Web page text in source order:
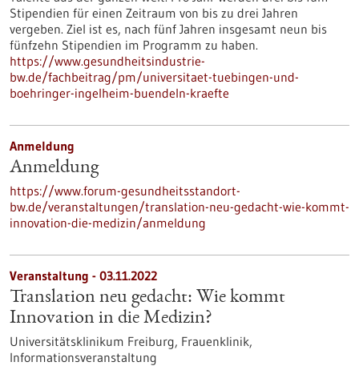
Stipendien für einen Zeitraum von bis zu drei Jahren
vergeben. Ziel ist es, nach fünf Jahren insgesamt neun bis
fünfzehn Stipendien im Programm zu haben.
https://www.gesundheitsindustrie-
bw.de/fachbeitrag/pm/universitaet-tuebingen-und-
boehringer-ingelheim-buendeln-kraefte
Anmeldung
Anmeldung
https://www.forum-gesundheitsstandort-
bw.de/veranstaltungen/translation-neu-gedacht-wie-kommt-
innovation-die-medizin/anmeldung
Veranstaltung - 03.11.2022
Translation neu gedacht: Wie kommt
Innovation in die Medizin?
Universitätsklinikum Freiburg, Frauenklinik,
Informationsveranstaltung